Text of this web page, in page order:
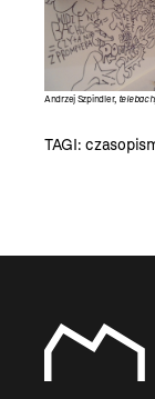
Andrzej Szpindler, telebach
TAGI: